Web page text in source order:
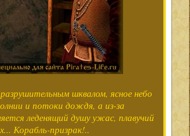
шквалом, ясное небо
и потоки дождя, а из-за
леденящий душу ужас, плавучий
Корабль-призрак!..